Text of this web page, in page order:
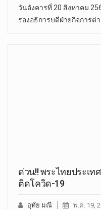
วันอังคารที่ 20 สิงหาคม
รองอธิการบดีฝ่ายกิจการต่า
ด่วน!! พระไทยประเท
ติดโควิด-19
อุทัย มณี พ.ค. 19,